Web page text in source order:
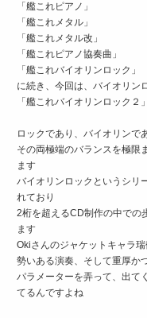
「艦これピアノ」
「艦これメタル」
「艦これメタル改」
「艦これピアノ協奏曲」
「艦これバイオリンロック」
に続き、今回は、バイオリン
「艦これバイオリンロック２
ロックであり、バイオリンで
その両極端のバランスを極限
ます
バイオリンロックというシリ
れており
2桁を超えるCD制作の中での
ます
Okiさんのジャケットキャラ
勢いある演奏、そして重厚か
パラメーターを弄って、出て
てるんですよね